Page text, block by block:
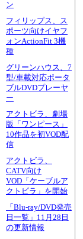
ン
フィリップス、ス
ポーツ向けイヤフ
ォンActionFit 3機
種
グリーンハウス、7
型/車載対応ポータ
ブルDVDプレーヤ
ー
アクトビラ、劇場
版「ワンピース」
10作品を初VOD配
信
アクトビラ、
CATV向け
VOD「ケーブルア
クトビラ」を開始
「Blu-ray/DVD発売
日一覧」11月28日
の更新情報